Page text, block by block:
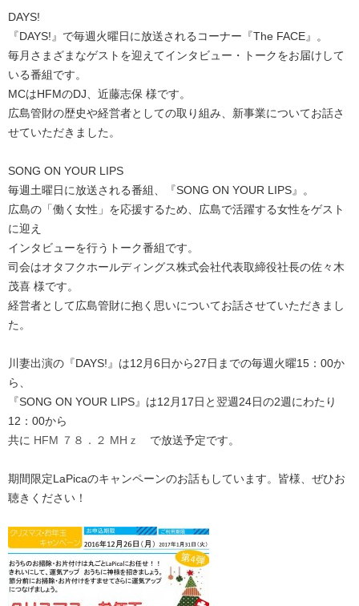
DAYS!
『DAYS!』で毎週火曜日に放送されるコーナー『The FACE』。
毎月さまざまなゲストを迎えてインタビュー・トークをお届けして
いる番組です。
MCはHFMのDJ、近藤志保 様です。
広島管財の歴史や経営者としての取り組み、新事業についてお話さ
せていただきました。
SONG ON YOUR LIPS
毎週土曜日に放送される番組、『SONG ON YOUR LIPS』。
広島の「働く女性」を応援するため、広島で活躍する女性をゲスト
に迎え
インタビューを行うトーク番組です。
司会はオタフクホールディングス株式会社代表取締役社長の佐々木
茂喜 様です。
経営者として広島管財に抱く思いについてお話させていただきまし
た。
川妻出演の『DAYS!』は12月6日から27日までの毎週火曜15：00か
ら、
『SONG ON YOUR LIPS』は12月17日と翌週24日の2週にわたり
12：00から
共に HFM ７８．２ MHｚ で放送予定です。
期間限定LaPicaのキャンペーンのお話もしています。皆様、ぜひお
聴きください！